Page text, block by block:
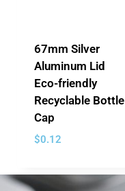
67mm Silver
Aluminum Lid
Eco-friendly
Recyclable Bottle
Cap
$0.12